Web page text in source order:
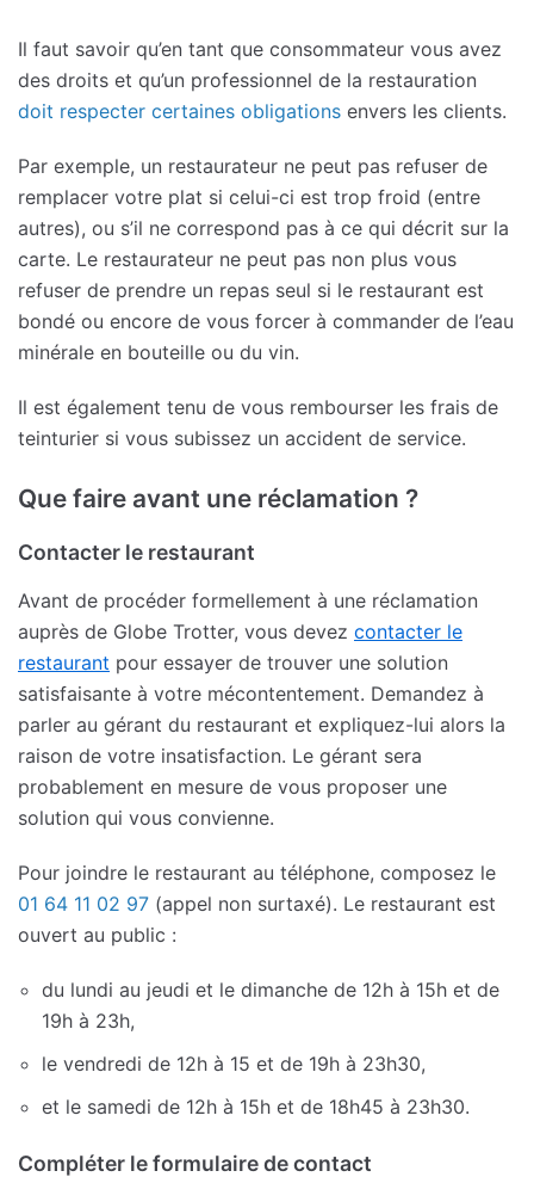
Il faut savoir qu’en tant que consommateur vous avez
des droits et qu’un professionnel de la restauration
doit respecter certaines obligations envers les clients.
Par exemple, un restaurateur ne peut pas refuser de
remplacer votre plat si celui-ci est trop froid (entre
autres), ou s’il ne correspond pas à ce qui décrit sur la
carte. Le restaurateur ne peut pas non plus vous
refuser de prendre un repas seul si le restaurant est
bondé ou encore de vous forcer à commander de l’eau
minérale en bouteille ou du vin.
Il est également tenu de vous rembourser les frais de
teinturier si vous subissez un accident de service.
Que faire avant une réclamation ?
Contacter le restaurant
Avant de procéder formellement à une réclamation
auprès de Globe Trotter, vous devez contacter le
restaurant pour essayer de trouver une solution
satisfaisante à votre mécontentement. Demandez à
parler au gérant du restaurant et expliquez-lui alors la
raison de votre insatisfaction. Le gérant sera
probablement en mesure de vous proposer une
solution qui vous convienne.
Pour joindre le restaurant au téléphone, composez le
01 64 11 02 97 (appel non surtaxé). Le restaurant est
ouvert au public :
du lundi au jeudi et le dimanche de 12h à 15h et de
19h à 23h,
le vendredi de 12h à 15 et de 19h à 23h30,
et le samedi de 12h à 15h et de 18h45 à 23h30.
Compléter le formulaire de contact